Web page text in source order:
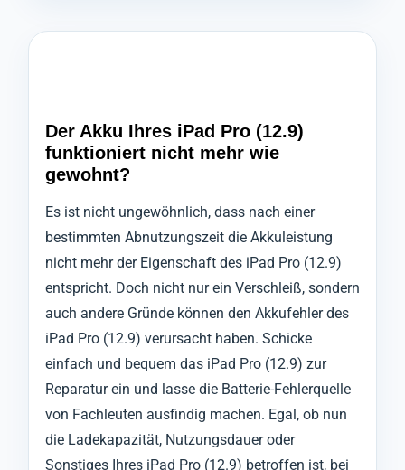
Der Akku Ihres iPad Pro (12.9)
funktioniert nicht mehr wie
gewohnt?
Es ist nicht ungewöhnlich, dass nach einer
bestimmten Abnutzungszeit die Akkuleistung
nicht mehr der Eigenschaft des iPad Pro (12.9)
entspricht. Doch nicht nur ein Verschleiß, sondern
auch andere Gründe können den Akkufehler des
iPad Pro (12.9) verursacht haben. Schicke
einfach und bequem das iPad Pro (12.9) zur
Reparatur ein und lasse die Batterie-Fehlerquelle
von Fachleuten ausfindig machen. Egal, ob nun
die Ladekapazität, Nutzungsdauer oder
Sonstiges Ihres iPad Pro (12.9) betroffen ist, bei